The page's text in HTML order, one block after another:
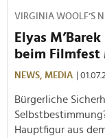
VIRGINIA WOOLF’S
Elyas
beim Filmfest
NEWS, MEDIA |
Bürgerliche
Hauptfigur aus